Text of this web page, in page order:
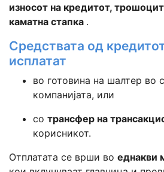
износот на кредитот,
каматна стапка .
Средствата од
исплатат
во готовина на шалтер во
компанијата, или
со трансфер на
корисникот.
Отплатата се врши во еднакви